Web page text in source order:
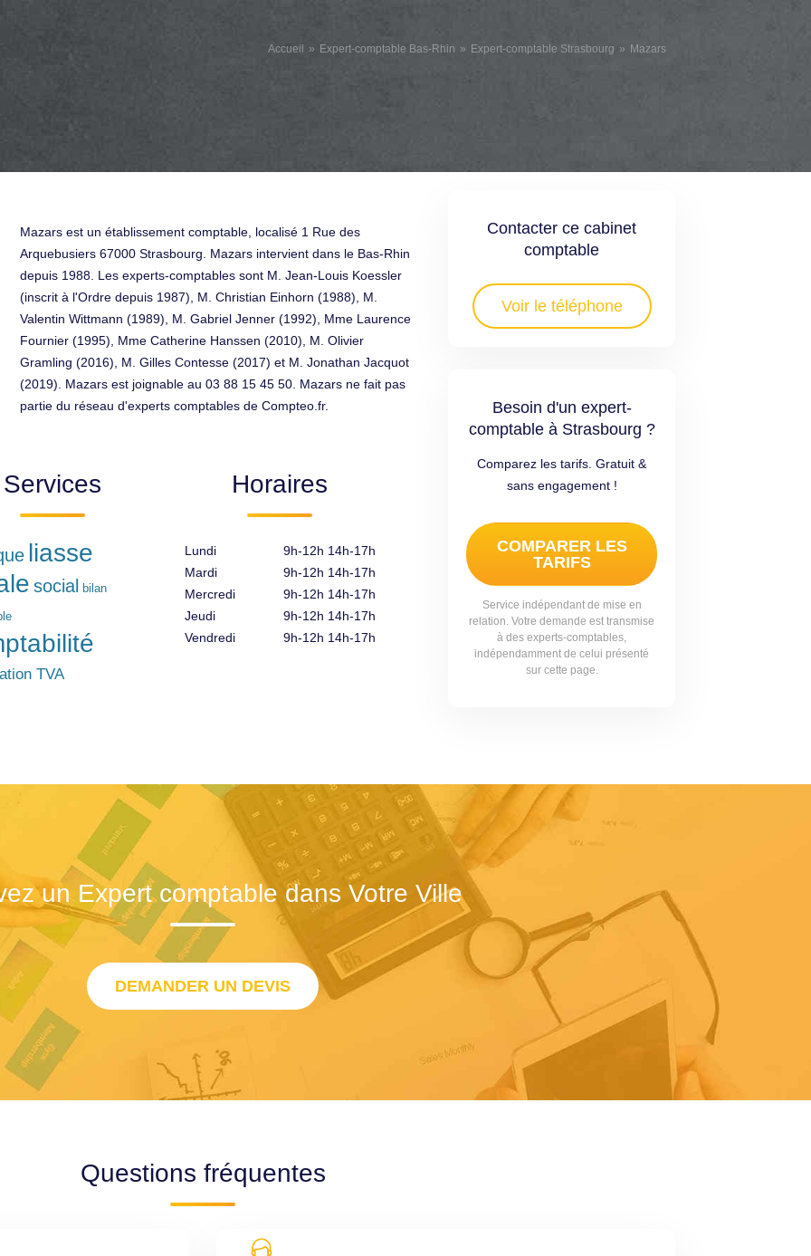
Accueil Expert-comptable Bas-Rhin Expert-comptable Strasbourg Mazars
Contacter ce cabinet
comptable
Voir le téléphone
Besoin d'un expert-
comptable à Strasbourg ?
Comparez les tarifs. Gratuit &
sans engagement !
COMPARER LES
TARIFS
Service indépendant de mise en
relation. Votre demande est transmise
à des experts-comptables,
indépendamment de celui présenté
sur cette page.
Mazars est un établissement comptable, localisé 1 Rue des
Arquebusiers 67000 Strasbourg. Mazars intervient dans le Bas-Rhin
depuis 1988. Les experts-comptables sont M. Jean-Louis Koessler
(inscrit à l'Ordre depuis 1987), M. Christian Einhorn (1988), M.
Valentin Wittmann (1989), M. Gabriel Jenner (1992), Mme Laurence
Fournier (1995), Mme Catherine Hanssen (2010), M. Olivier
Gramling (2016), M. Gilles Contesse (2017) et M. Jonathan Jacquot
(2019). Mazars est joignable au 03 88 15 45 50. Mazars ne fait pas
partie du réseau d'experts comptables de Compteo.fr.
Services
liasse
social bilan
TVA
Horaires
Lundi
Mardi
Mercredi
Jeudi
Vendredi
9h-12h 14h-17h
9h-12h 14h-17h
9h-12h 14h-17h
9h-12h 14h-17h
9h-12h 14h-17h
un Expert comptable dans Votre Ville
DEMANDER UN DEVIS
Questions fréquentes